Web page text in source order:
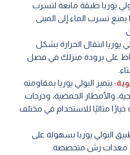
يوريا طبقة مانعة لتسرب
تسرب الماء إلى المبنى
يوريا انتقال الحرارة بشكل
على برودة منزلك في فصل
يتميز البولي يوريا بمقاومته
والأمطار الحمضية، ودرجات
خيارًا مثاليًا للاستخدام في مختلف
البولي يوريا بسهولة على
معدات رش متخصصة.